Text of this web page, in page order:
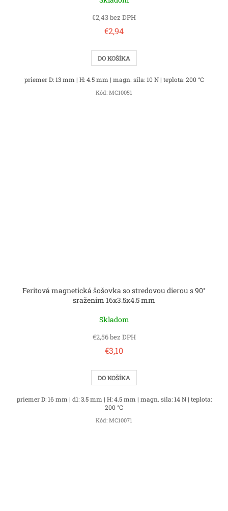
€2,43 bez DPH
€2,94
DO KOŠÍKA
priemer D: 13 mm | H: 4.5 mm | magn. sila: 10 N | teplota: 200 °C
Kód: MC10051
Feritová magnetická šošovka so stredovou dierou s 90°
sražením 16x3.5x4.5 mm
Skladom
€2,56 bez DPH
€3,10
DO KOŠÍKA
priemer D: 16 mm | d1: 3.5 mm | H: 4.5 mm | magn. sila: 14 N | teplota:
200 °C
Kód: MC10071